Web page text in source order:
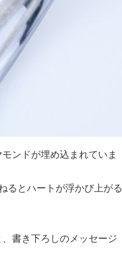
ンドが埋め込まれていま
るとハートが浮かび上がる
書き下ろしのメッセージ